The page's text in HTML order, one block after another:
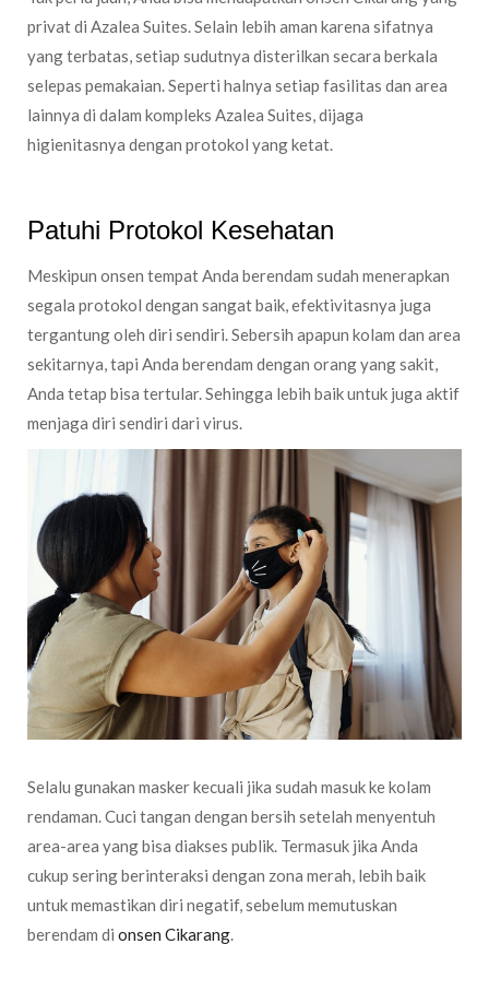
privat di Azalea Suites. Selain lebih aman karena sifatnya
yang terbatas, setiap sudutnya disterilkan secara berkala
selepas pemakaian. Seperti halnya setiap fasilitas dan area
lainnya di dalam kompleks Azalea Suites, dijaga
higienitasnya dengan protokol yang ketat.
Patuhi Protokol Kesehatan
Meskipun onsen tempat Anda berendam sudah menerapkan
segala protokol dengan sangat baik, efektivitasnya juga
tergantung oleh diri sendiri. Sebersih apapun kolam dan area
sekitarnya, tapi Anda berendam dengan orang yang sakit,
Anda tetap bisa tertular. Sehingga lebih baik untuk juga aktif
menjaga diri sendiri dari virus.
Selalu gunakan masker kecuali jika sudah masuk ke kolam
rendaman. Cuci tangan dengan bersih setelah menyentuh
area-area yang bisa diakses publik. Termasuk jika Anda
cukup sering berinteraksi dengan zona merah, lebih baik
untuk memastikan diri negatif, sebelum memutuskan
berendam di onsen Cikarang